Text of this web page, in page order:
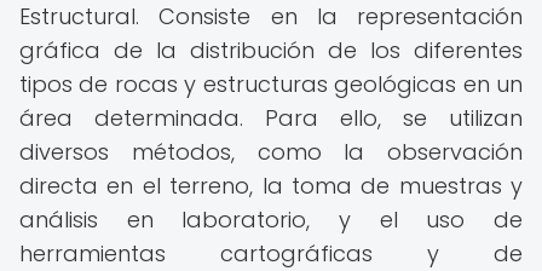
Estructural. Consiste en la representación
gráfica de la distribución de los diferentes
tipos de rocas y estructuras geológicas en un
área determinada. Para ello, se utilizan
diversos métodos, como la observación
directa en el terreno, la toma de muestras y
análisis en laboratorio, y el uso de
herramientas cartográficas y de